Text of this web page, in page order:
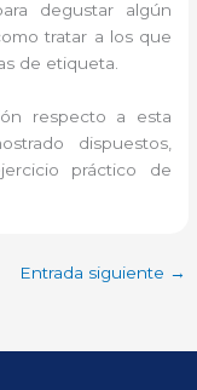
degustar algún
tratar a los que
de etiqueta.
respecto a esta
dispuestos,
práctico de
Entrada siguiente →